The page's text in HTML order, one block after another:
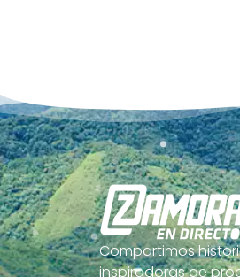
Compartimos
inspiradoras de